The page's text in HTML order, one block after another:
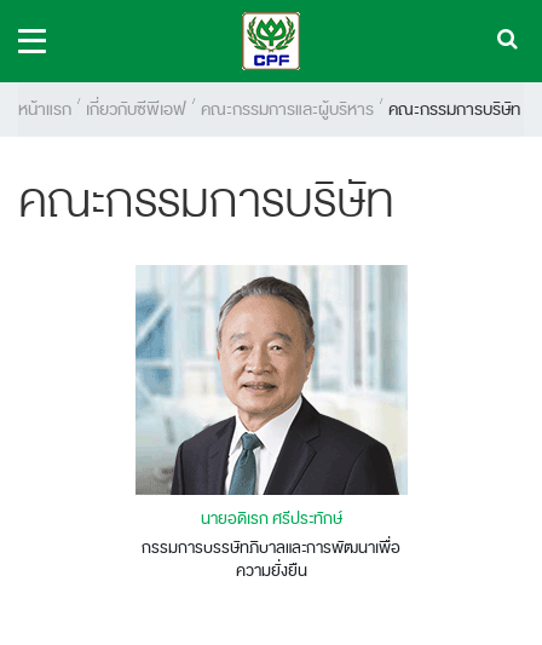
หน้าแรก เกี่ยวกับซีพีเอฟ คณะกรรมการและผู้บริหาร คณะกรรมการบริษัท
คณะกรรมการบริษัท
นายอดิเรก ศรีประทักษ์
กรรมการบรรษัทภิบาลและการพัฒนาเพื่อ
ความยั่งยืน